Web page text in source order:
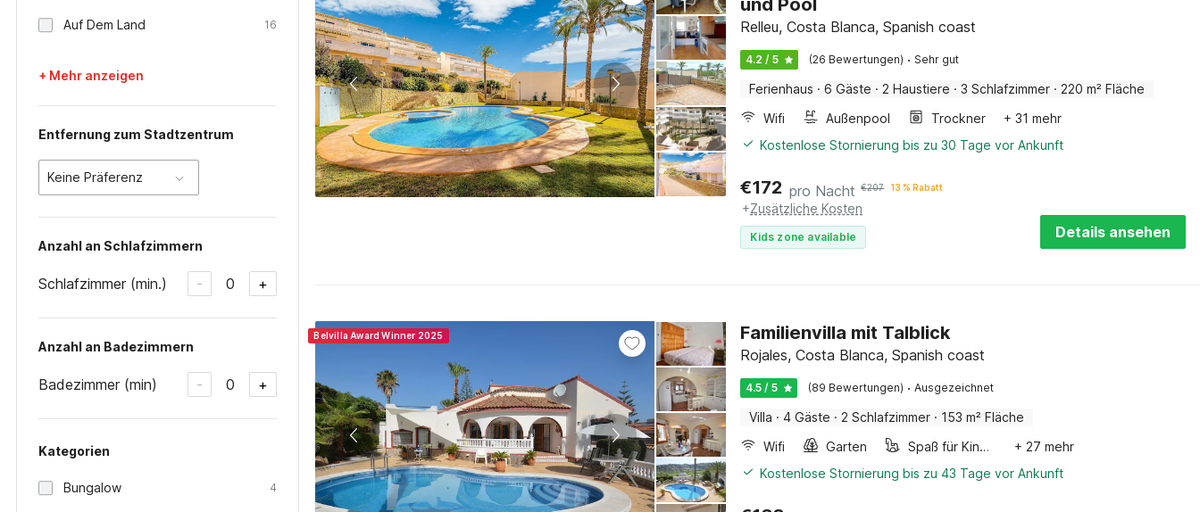
Auf Dem Land 16
+ Mehr anzeigen
Entfernung zum Stadtzentrum
Keine Präferenz
Anzahl an Schlafzimmern
Schlafzimmer (min.) - 0 +
Anzahl an Badezimmern
Badezimmer (min) - 0 +
Kategorien
Bungalow 4
und Pool
Relleu, Costa Blanca, Spanish coast
4.2 / 5 (26 Bewertungen) · Sehr gut
Ferienhaus · 6 Gäste · 2 Haustiere · 3 Schlafzimmer · 220 m² Fläche
Wifi
Außenpool Trockner
+ 31 mehr
Kostenlose Stornierung bis zu 30 Tage vor Ankunft
€172 pro Nacht €207 13 % Rabatt
+Zusätzliche Kosten
Kids zone available Details ansehen
Belvilla Award Winner 2025 Familienvilla mit Talblick
Rojales, Costa Blanca, Spanish coast
4.5 / 5 (89 Bewertungen) · Ausgezeichnet
Villa · 4 Gäste · 2 Schlafzimmer · 153 m² Fläche
Wifi
Garten Spaß für Kinder
+ 27 mehr
Kostenlose Stornierung bis zu 43 Tage vor Ankunft